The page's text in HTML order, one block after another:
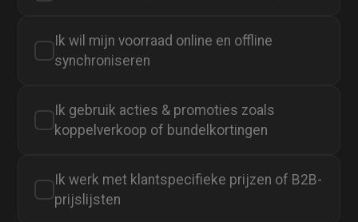
Ik wil mijn voorraad online en offline
synchroniseren
Ik gebruik acties & promoties zoals
koppelverkoop of bundelkortingen
Ik werk met klantspecifieke prijzen of B2B-
prijslijsten